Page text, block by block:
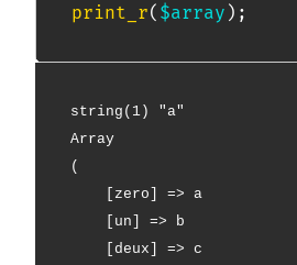
print_r( $array ) ;
string(1) "a"
Array
(
    [zero] => a
    [un] => b
    [deux] => c